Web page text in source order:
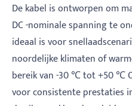
De kabel is ontworpen om
DC -nominale spanning te
ideaal is voor
noordelijke klimaten of
bereik van -30 ℃ tot +50 ℃
voor consistente prestaties